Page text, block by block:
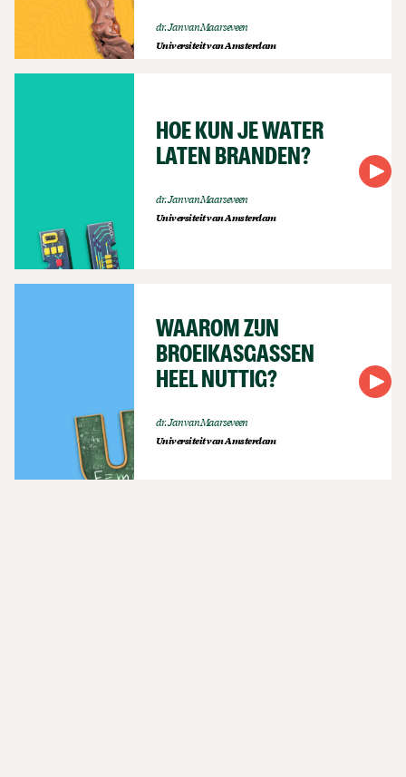
dr. Jan van Maarseveen
Universiteit van Amsterdam
HOE KUN JE WATER
LATEN BRANDEN?
dr. Jan van Maarseveen
Universiteit van Amsterdam
WAAROM ZIJN
BROEIKASGASSEN
HEEL NUTTIG?
dr. Jan van Maarseveen
Universiteit van Amsterdam